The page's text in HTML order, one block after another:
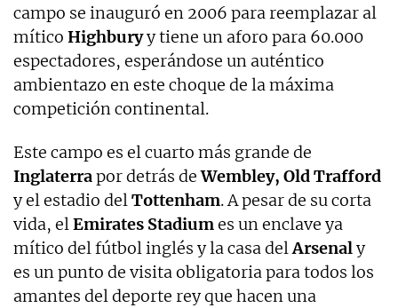
campo se inauguró en 2006 para reemplazar al
mítico Highburyy tiene un aforo para 60.000
espectadores, esperándose un auténtico
ambientazo en este choque de la máxima
competición continental.
Este campo es el cuarto más grande de
Inglaterrapor detrás deWembley, Old Trafford
y el estadio delTottenham. A pesar de su corta
vida, elEmirates Stadiumes un enclave ya
mítico del fútbol inglés y la casa delArsenaly
es un punto de visita obligatoria para todos los
amantes del deporte rey que hacen una